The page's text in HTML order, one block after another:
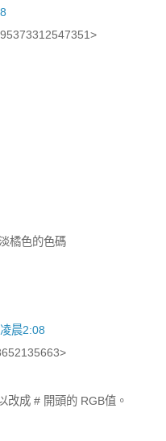
橘色的色碼
晨2:08
改成 # 開頭的 RGB值。